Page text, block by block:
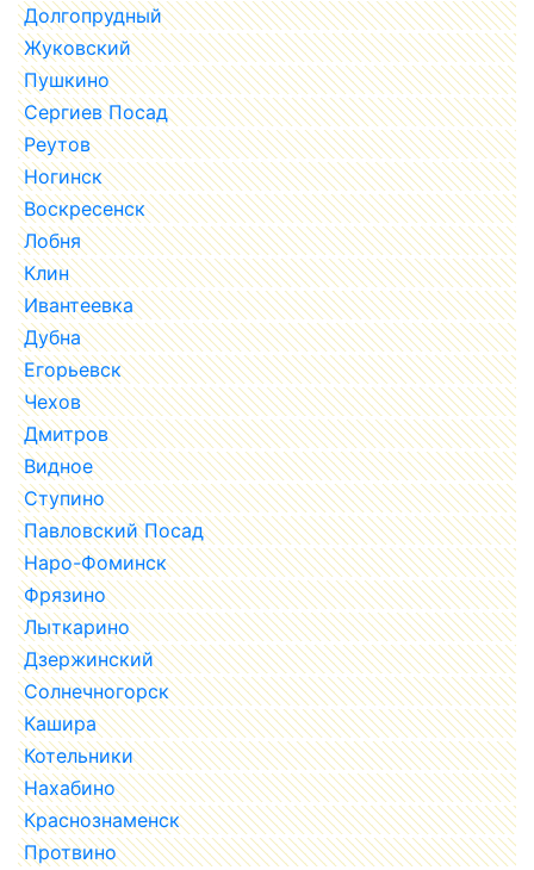
Долгопрудный
Жуковский
Пушкино
Сергиев Посад
Реутов
Ногинск
Воскресенск
Лобня
Клин
Ивантеевка
Дубна
Егорьевск
Чехов
Дмитров
Видное
Ступино
Павловский Посад
Наро-Фоминск
Фрязино
Лыткарино
Дзержинский
Солнечногорск
Кашира
Котельники
Нахабино
Краснознаменск
Протвино